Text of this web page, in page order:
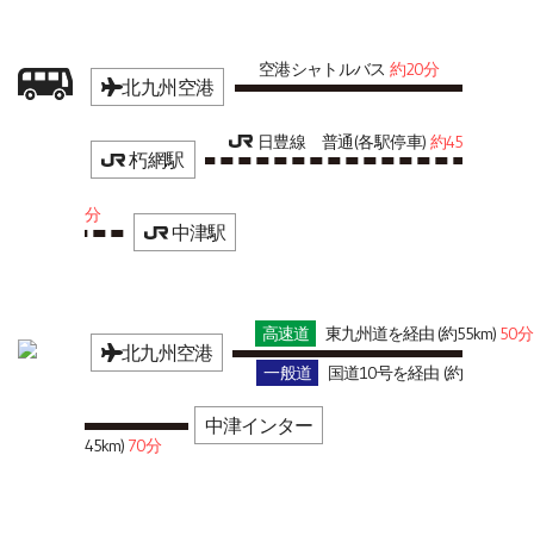
北九州空港
空港シャトルバス約20分
朽網駅
日豊線 普通(各駅停車) 約45
分
中津駅
北九州空港
高速道 東九州道を経由 (約55km) 50分
一般道
国道10号を経由 (約
45km) 70分
中津インター